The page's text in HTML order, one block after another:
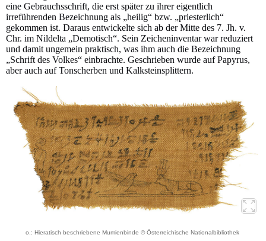
eine Gebrauchsschrift, die erst später zu ihrer eigentlich
irreführenden Bezeichnung als „heilig“ bzw. „priesterlich“
gekommen ist. Daraus entwickelte sich ab der Mitte des 7. Jh. v.
Chr. im Nildelta „Demotisch“. Sein Zeicheninventar war reduziert
und damit ungemein praktisch, was ihm auch die Bezeichnung
„Schrift des Volkes“ einbrachte. Geschrieben wurde auf Papyrus,
aber auch auf Tonscherben und Kalksteinsplittern.
o.: Hieratisch beschriebene Mumienbinde © Österreichische Nationalbibliothek